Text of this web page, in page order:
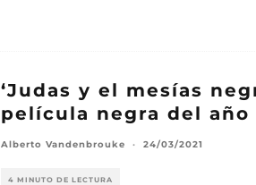
‘Judas y el mesías
película negra del año
Alberto Vandenbrouke · 24/03/2021
4 MINUTO DE LECTURA